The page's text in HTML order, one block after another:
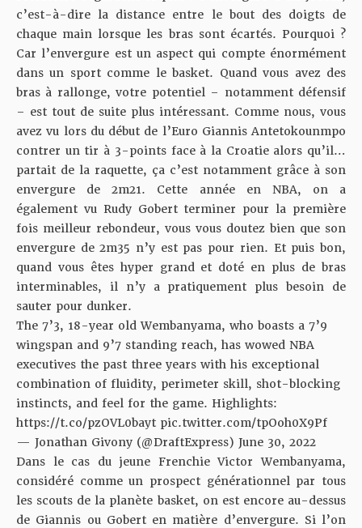
c’est-à-dire la distance entre le bout des doigts de
chaque main lorsque les bras sont écartés. Pourquoi ?
Car l’envergure est un aspect qui compte énormément
dans un sport comme le basket. Quand vous avez des
bras à rallonge, votre potentiel – notamment défensif
– est tout de suite plus intéressant. Comme nous, vous
avez vu lors du début de l’Euro Giannis Antetokounmpo
contrer un tir à 3-pointsface à la Croatie alors qu’il…
partait de la raquette, ça c’est notamment grâce à son
envergure de 2m21. Cette année en NBA, on a
également vu Rudy Gobert terminer pour la première
fois meilleur rebondeur, vous vous doutez bien que son
envergure de 2m35 n’y est pas pour rien. Et puis bon,
quand vous êtes hyper grand et doté en plus de bras
interminables, il n’y a pratiquement plus besoin de
sauter pour dunker.
The 7’3, 18-year old Wembanyama, who boasts a 7’9
wingspan and 9’7 standing reach, has wowed NBA
executives the past three years with his exceptional
combination of fluidity, perimeter skill, shot-blocking
instincts, and feel for the game. Highlights:
https://t.co/pzOVL0bayt pic.twitter.com/tpOoh0X9Pf
— Jonathan Givony (@DraftExpress) June 30, 2022
Dans le cas du jeune Frenchie Victor Wembanyama,
considéré comme un prospect générationnel par tous
les scouts de la planète basket, on est encore au-dessus
de Giannis ou Gobert en matière d’envergure. Si l’on